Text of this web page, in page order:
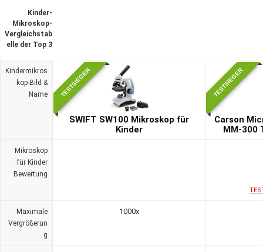
Kinder-
Mikroskop-
Vergleichstab
elle der Top 3
Kindermikros
kop-Bild &
Name
Mikroskop
für Kinder
Bewertung
Maximale
Vergrößerun
g
TESTSIEGER
SWIFT SW100 Mikroskop für
Kinder
1000x
TESTSIEGER
Carson
MM-300